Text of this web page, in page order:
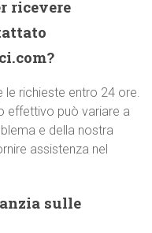
ricevere
le richieste entro 24 ore.
effettivo può variare a
e della nostra
assistenza nel
sulle